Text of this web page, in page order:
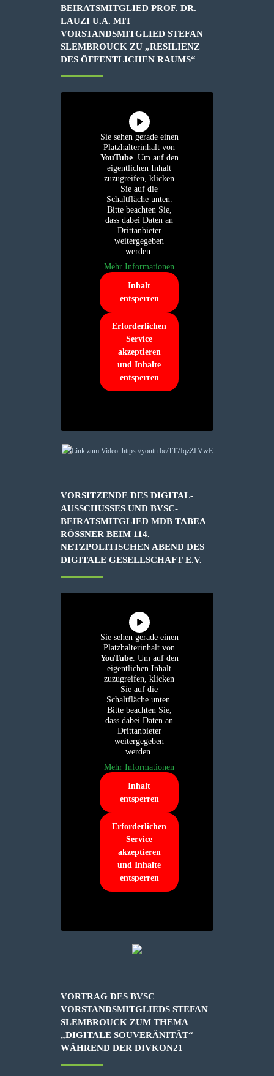
BEIRATSMITGLIED PROF. DR.
LAUZI U.A. MIT
VORSTANDSMITGLIED STEFAN
SLEMBROUCK ZU „RESILIENZ
DES ÖFFENTLICHEN RAUMS“
Sie sehen gerade einen
Platzhalterinhalt von
YouTube. Um auf den
eigentlichen Inhalt
zuzugreifen, klicken
Sie auf die
Schaltfläche unten.
Bitte beachten Sie,
dass dabei Daten an
Drittanbieter
weitergegeben
werden.
Mehr Informationen
Inhalt
entsperren
Erforderlichen
Service
akzeptieren
und Inhalte
entsperren
VORSITZENDE DES DIGITAL-
AUSSCHUSSES UND BVSC-
BEIRATSMITGLIED MDB TABEA
RÖSSNER BEIM 114. N
ETZPOLITISCHEN ABEND DES D
IGITALE GESELLSCHAFT E.V.
Sie sehen gerade einen
Platzhalterinhalt von
YouTube. Um auf den
eigentlichen Inhalt
zuzugreifen, klicken
Sie auf die
Schaltfläche unten.
Bitte beachten Sie,
dass dabei Daten an
Drittanbieter
weitergegeben
werden.
Mehr Informationen
Inhalt
entsperren
Erforderlichen
Service
akzeptieren
und Inhalte
entsperren
VORTRAG DES BVSC
VORSTANDSMITGLIEDS STEFAN
SLEMBROUCK ZUM THEMA
„DIGITALE SOUVERÄNITÄT“
WÄHREND DER DIVKON21